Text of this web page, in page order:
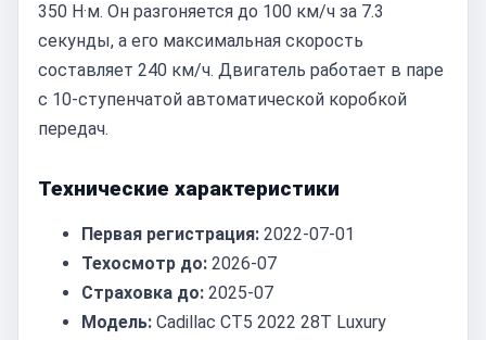
350 Н·м. Он разгоняется до 100 км/ч за 7.3
секунды, а его максимальная скорость
составляет 240 км/ч. Двигатель работает в паре
с 10-ступенчатой автоматической коробкой
передач.
Технические характеристики
Первая регистрация: 2022-07-01
Техосмотр до: 2026-07
Страховка до: 2025-07
Модель: Cadillac CT5 2022 28T Luxury